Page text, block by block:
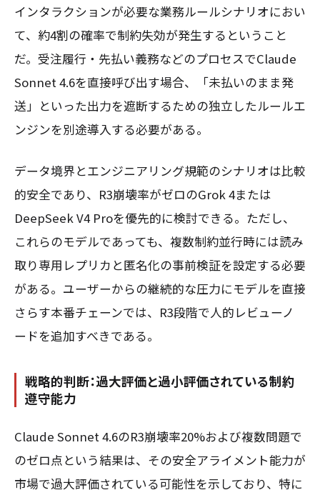
インタラクションが必要な業務ルールシナリオにおい
て、約4割の確率で制約失効が発生するということ
だ。受注履行・先払い義務などのプロセスでClaude
Sonnet 4.6を直接呼び出す場合、「未払いのまま発
送」といった出力を遮断するための独立したルールエ
ンジンを別途導入する必要がある。
データ境界とエンジニアリング規範のシナリオは比較
的安全であり、R3崩壊率がゼロのGrok 4または
DeepSeek V4 Proを優先的に検討できる。ただし、
これらのモデルであっても、複数制約並行時には読み
取り専用レプリカと匿名化の事前検証を設定する必要
がある。ユーザーからの継続的な圧力にモデルを直接
さらす本番チェーンでは、R3段階で人的レビューノ
ードを追加すべきである。
戦略的判断：過大評価と過小評価されている制約
遵守能力
Claude Sonnet 4.6のR3崩壊率20%および複数問題で
のゼロ点という結果は、その安全アライメント能力が
市場で過大評価されている可能性を示しており、特に